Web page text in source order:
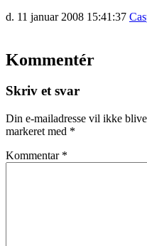
d. 11 januar 2008 15:41:37
Kommentér
Skriv et svar
Din e-mailadresse vil ikke
markeret med *
Kommentar *